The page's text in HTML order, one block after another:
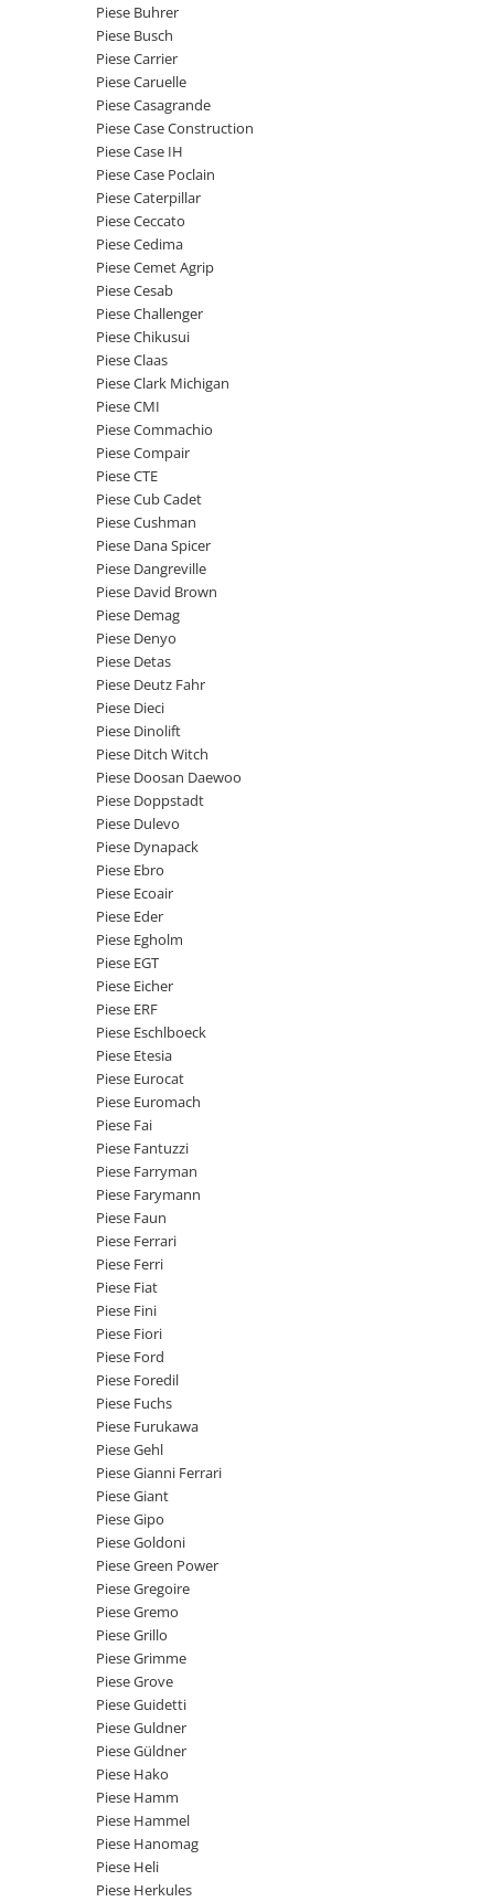
Frana utilaje
Supapa franare
Kit reparatii
Cabluri frana
Rezervor lichid de frana
Lichid de frana
Antigel frane
Piese fara categorie
Garnituri utilaje
Abtibilduri - Etichete
Piese electrice
Cabluri si mufe
Mufe si pini
Piese contact
Contactor 12V
Contactoare 24V
Contactoare 48V
Motoare electrice
Placa electronica
Contact general - Ciuperca
Becuri indicatoare
Potentiometre
Senzori de unghi
Bobina solenoid
Bobina 24V
Senzor presiune ulei
Senzori temperatura ulei
Senzori suprasarcina
Senzori proximitate
Senzori de viteza
Senzori stabilizare
Senzori de viraj
Senzori de inclinatie
Senzor temperatura apa
Burduf pentru intrerupator
Contact 2 pozitii
Contact 3 pozitii
Contact 4 pozitii
Selector 2 pozitii
Selector 3 pozitii
Intrerupator basculant 2 pozitii
Intrerupator 3 pozitii
Modul electronic
Lampi spate
Microintrerupator
Senzori utilaje
Calculatoare utilaje
Electrovalva - electroventil - electro
Bobina 12V
Senzor de vant - anemometru
Intrerupator 4 pozitii
Bobina 10V
Bobina 20V
Lampi semnalizare
Piese Renault
Piese Hurlimann
Piese Zetor
Piese Weidemann
Piese Sennebogen
Piese Timberjack
Piese Valmet Valtra
Piese Vogele
Piese Yuchai
Piese Zeppelin
Piese Schaeff
Piese Putzmeister
Piese Mitsubishi
Piese Matbro
Piese Lindner
Piese Kramer
Piese Kaiser
Piese Jacobsen
Piese Ingersoll Rand
Piese Hanomag
Piese Hamm
Piese Goldoni
Piese Furukawa
Piese Ferrari
Piese Dynapack
Piese Compair
Piese Cesab
Piese Case Construction
Piese Case Poclain
Piese Bomag
Piese Bobard
Piese Barthoud
Piese Baretta
Piese Benford
Piese Benati
Piese Belarus
Piese Baumann
Piese Barford
Piese Antonio Carraro
Piese Ammann
Piese Ahlmann
Piese SDMO
Piese Doosan Daewoo
Piese Agritalia - Carraro
Piese Doppstadt
Piese Kalmar
Piese Klemm
Piese Lansing Bagnall
Piese Laupetre
Piese Buhrer
Piese Busch
Piese Carrier
Piese Caruelle
Piese Casagrande
Piese Case Construction
Piese Case IH
Piese Case Poclain
Piese Caterpillar
Piese Ceccato
Piese Cedima
Piese Cemet Agrip
Piese Cesab
Piese Challenger
Piese Chikusui
Piese Claas
Piese Clark Michigan
Piese CMI
Piese Commachio
Piese Compair
Piese CTE
Piese Cub Cadet
Piese Cushman
Piese Dana Spicer
Piese Dangreville
Piese David Brown
Piese Demag
Piese Denyo
Piese Detas
Piese Deutz Fahr
Piese Dieci
Piese Dinolift
Piese Ditch Witch
Piese Doosan Daewoo
Piese Doppstadt
Piese Dulevo
Piese Dynapack
Piese Ebro
Piese Ecoair
Piese Eder
Piese Egholm
Piese EGT
Piese Eicher
Piese ERF
Piese Eschlboeck
Piese Etesia
Piese Eurocat
Piese Euromach
Piese Fai
Piese Fantuzzi
Piese Farryman
Piese Farymann
Piese Faun
Piese Ferrari
Piese Ferri
Piese Fiat
Piese Fini
Piese Fiori
Piese Ford
Piese Foredil
Piese Fuchs
Piese Furukawa
Piese Gehl
Piese Gianni Ferrari
Piese Giant
Piese Gipo
Piese Goldoni
Piese Green Power
Piese Gregoire
Piese Gremo
Piese Grillo
Piese Grimme
Piese Grove
Piese Guidetti
Piese Guldner
Piese Güldner
Piese Hako
Piese Hamm
Piese Hammel
Piese Hanomag
Piese Heli
Piese Herkules